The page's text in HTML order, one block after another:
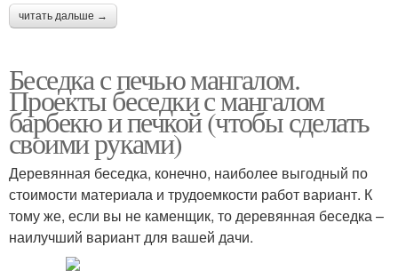
читать дальше →
Беседка с печью мангалом.
Проекты беседки с мангалом
барбекю и печкой (чтобы сделать
своими руками)
Деревянная беседка, конечно, наиболее выгодный по
стоимости материала и трудоемкости работ вариант. К
тому же, если вы не каменщик, то деревянная беседка –
наилучший вариант для вашей дачи.